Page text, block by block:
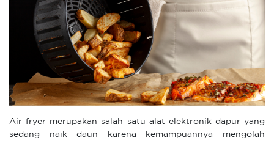
Air fryer merupakan salah satu alat elektronik dapur yang
sedang naik daun karena kemampuannya mengolah